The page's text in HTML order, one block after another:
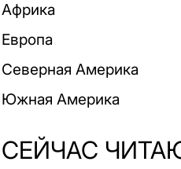
Африка
Европа
Северная Америка
Южная Америка
СЕЙЧАС